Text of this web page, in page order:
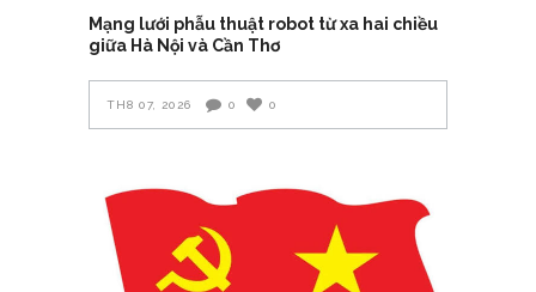
Mạng lưới phẫu thuật robot từ xa hai chiều
giữa Hà Nội và Cần Thơ
TH8 07, 2026 0 0